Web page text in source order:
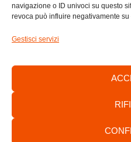
navigazione o ID univoci su questo
revoca può influire negativamente
Gestisci servizi
Privacy